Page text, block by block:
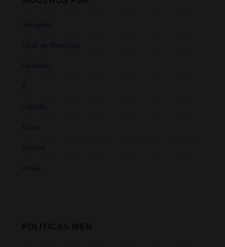
Instagram
Canal de WhatsApp
Facebook
X
Linkedin
Tiktok
Youtube
Vimeo